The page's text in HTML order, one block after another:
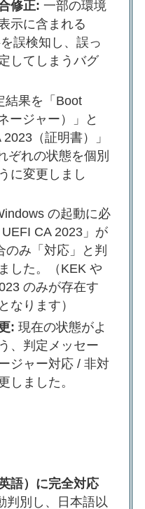
修正: 一部の環境
示に含まれる
誤検知し、誤っ
してしまうバグ
結果を「Boot
ージャー）」と
（証明書）」
ぞれの状態を個別
に変更しまし
の起動に必
CA 2023」が
のみ「対応」と判
した。（KEK や
のみが存在す
なります）
: 現在の状態がよ
、判定メッセー
ジャー対応 / 非対
しました。
語）に完全対応
判別し、日本語以